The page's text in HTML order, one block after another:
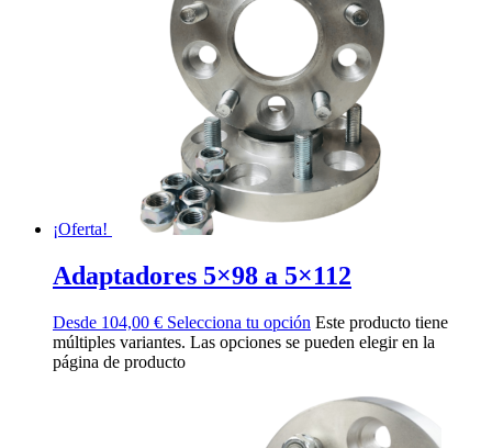
¡Oferta!
Adaptadores 5×98 a 5×112
Desde 104,00 € Selecciona tu opción Este producto tiene
múltiples variantes. Las opciones se pueden elegir en la
página de producto